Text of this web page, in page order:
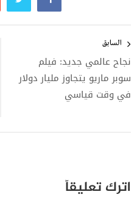
المقالات
السابق
نجاح عالمي جديد: فيلم
سوبر ماريو يتجاوز مليار دولار
في وقت قياسي
اترك تعليقاً